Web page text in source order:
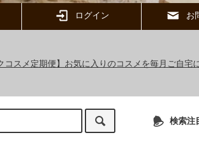
ログイン お
スメ定期便】お気に入りのコスメを毎月ご自
検索注